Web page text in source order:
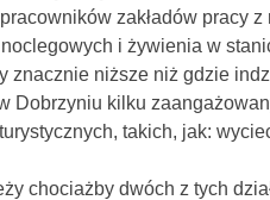
zakładów pracy
i żywienia w
znacznie niższe niż gdzie
Dobrzyniu kilku
takich, jak:
chociażby dwóch z tych